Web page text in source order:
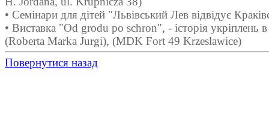
• Семінари для дітей "Львівський Лев відвідує
• Виставка "Od grodu po schron", - історія укріплень
(Roberta Marka Jurgi), (MDK Fort 49 Krzeslawice)
Повернутися назад